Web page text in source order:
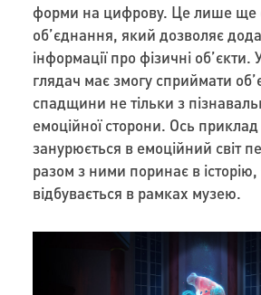
форми на цифрову. Це лише ще
об’єднання, який дозволяє
інформації про фізичні об’єкти.
глядач має змогу сприймати
спадщини не тільки з
емоційної сторони. Ось
занурюється в емоційний світ
разом з ними поринає в історію,
відбувається в рамках музею.